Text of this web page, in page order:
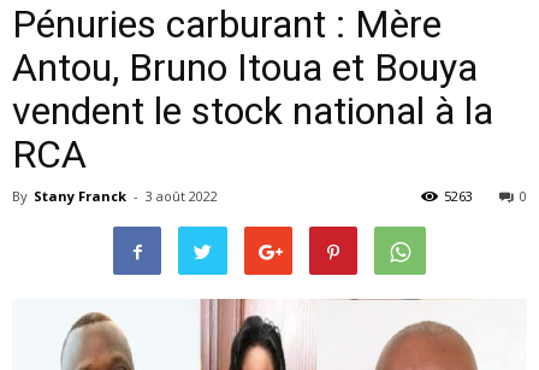
Pénuries carburant : Mère
Antou, Bruno Itoua et Bouya
vendent le stock national à la
RCA
By Stany Franck - 3 août 2022 0
5263